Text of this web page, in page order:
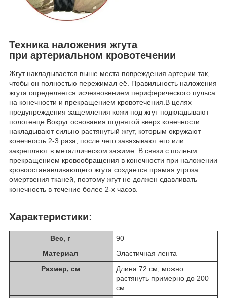
Техника наложения жгута
при артериальном кровотечении
Жгут накладывается выше места повреждения артерии так,
чтобы он полностью пережимал её. Правильность наложения
жгута определяется исчезновением периферического пульса
на конечности и прекращением кровотечения.В целях
предупреждения защемления кожи под жгут подкладывают
полотенце.Вокруг основания поднятой вверх конечности
накладывают сильно растянутый жгут, которым окружают
конечность 2-3 раза, после чего завязывают его или
закрепляют в металлическом зажиме. В связи с полным
прекращением кровообращения в конечности при наложении
кровоостанавливающего жгута создается прямая угроза
омертвения тканей, поэтому жгут не должен сдавливать
конечность в течение более 2-х часов.
Характеристики:
Вес, г
90
Материал
Эластичная лента
Размер, см
Длина 72 см, можно
растянуть примерно до 200
см